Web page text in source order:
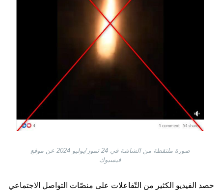
صورة ملتقطة من الشاشة في 24 تموز/يوليو 2024 عن موقع
فيسبوك
حصد الفيديو الكثير من التّفاعلات على منصّات التواصل الاجتماعي